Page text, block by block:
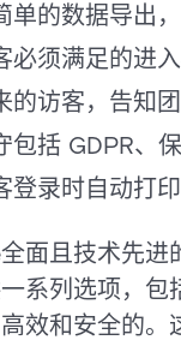
单的数据导出
必须满足的进
的访客，告知
包括 GDPR、
登录时自动打印
面且技术先
系列选项，
效和安全的